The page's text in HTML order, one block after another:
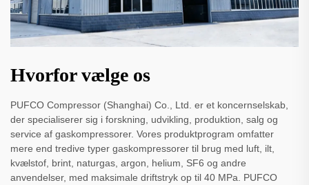
Hvorfor vælge os
PUFCO Compressor (Shanghai) Co., Ltd. er et koncernselskab,
der specialiserer sig i forskning, udvikling, produktion, salg og
service af gaskompressorer. Vores produktprogram omfatter
mere end tredive typer gaskompressorer til brug med luft, ilt,
kvælstof, brint, naturgas, argon, helium, SF6 og andre
anvendelser, med maksimale driftstryk op til 40 MPa. PUFCO